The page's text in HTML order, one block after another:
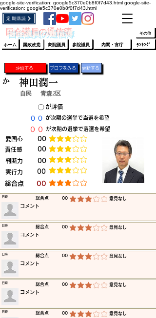
google-site-verification: google5c370e0b8f0f7d43.html google-site-
verification: google5c370e0b8f0f7d43.html
​国会議員の通信簿
定期購読
ホーム 国政政党 衆院議員 参院議員 ﾗﾝｷﾝｸﾞ
内閣・官庁
その他
評価する プロフをみる 更新する
自民 青森2区
​が評価
​が次期の選挙で当選を希望
​が次期の選挙で落選を希望
​愛国心 ​00 平均評価 3 /5
​責任感 ​00 平均評価 3 /5
​判断力 ​00 平均評価 3 /5
​実行力 ​00 平均評価 3 /5
​総合点 ​00 平均評価 3 /5
か 神田潤一
​〇​
​００
​００
​総合点 00 平均評価 3 /5 ​意見なし
​日時
​コメント
​総合点 00 平均評価 3 /5 ​意見なし
​日時
​コメント
​総合点 00 平均評価 3 /5 ​意見なし
​日時
​コメント
​総合点 00 平均評価 3 /5 ​意見なし
​日時
​コメント
​総合点 00 平均評価 3 /5 ​意見なし
​日時